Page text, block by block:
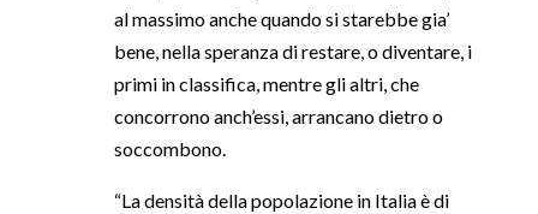
al massimo anche quando si starebbe gia’
bene, nella speranza di restare, o diventare, i
primi in classifica, mentre gli altri, che
concorrono anch’essi, arrancano dietro o
soccombono.
“La densità della popolazione in Italia è di